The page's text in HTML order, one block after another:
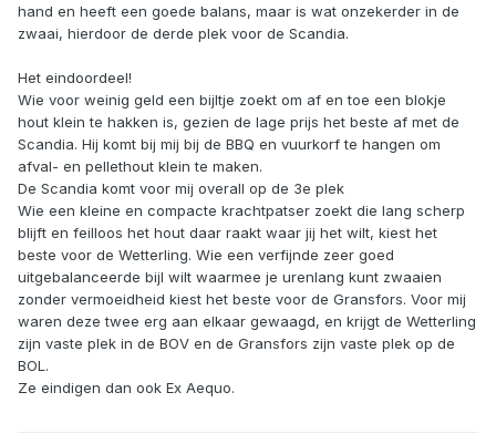
hand en heeft een goede balans, maar is wat onzekerder in de
zwaai, hierdoor de derde plek voor de Scandia.
Het eindoordeel!
Wie voor weinig geld een bijltje zoekt om af en toe een blokje
hout klein te hakken is, gezien de lage prijs het beste af met de
Scandia. Hij komt bij mij bij de BBQ en vuurkorf te hangen om
afval- en pellethout klein te maken.
De Scandia komt voor mij overall op de 3e plek
Wie een kleine en compacte krachtpatser zoekt die lang scherp
blijft en feilloos het hout daar raakt waar jij het wilt, kiest het
beste voor de Wetterling. Wie een verfijnde zeer goed
uitgebalanceerde bijl wilt waarmee je urenlang kunt zwaaien
zonder vermoeidheid kiest het beste voor de Gransfors. Voor mij
waren deze twee erg aan elkaar gewaagd, en krijgt de Wetterling
zijn vaste plek in de BOV en de Gransfors zijn vaste plek op de
BOL.
Ze eindigen dan ook Ex Aequo.